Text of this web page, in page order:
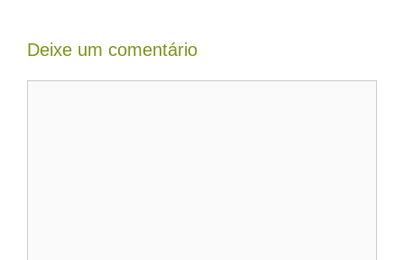
Deixe um comentário